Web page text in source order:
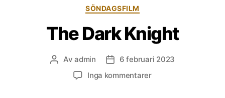
Kategorier
SÖNDAGSFILM
The Dark Knight
Inläggsförfattare
Avadmin Inläggsdatum
6 februari 2023
Inga kommentarertill